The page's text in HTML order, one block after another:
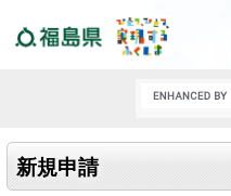
新規申請